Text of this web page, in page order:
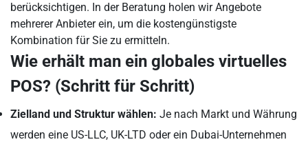
berücksichtigen. In der Beratung holen wir Angebote
mehrerer Anbieter ein, um die kostengünstigste
Kombination für Sie zu ermitteln.
Wie erhält man ein globales virtuelles
POS? (Schritt für Schritt)
Zielland und Struktur wählen: Je nach Markt und Währung
werden eine US-LLC, UK-LTD oder ein Dubai-Unternehmen